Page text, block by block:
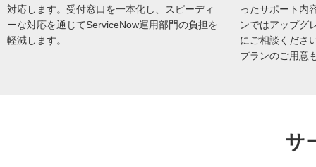
対応します。受付窓口を一本化し、スピーディ
ーな対応を通じてServiceNow運用部門の負担を
軽減します。
ったサポート内
ンではアップグ
にご相談くださ
プランのご用意
サ